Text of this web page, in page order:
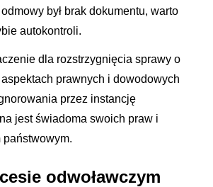
był brak dokumentu, warto
autokontroli.
dla rozstrzygnięcia sprawy o
prawnych i dowodowych
przez instancję
jest świadoma swoich praw i
odwoławczym